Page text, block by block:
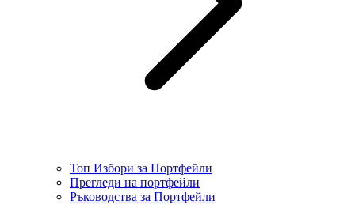
Топ Избори за Портфейли
Прегледи на портфейли
Ръководства за Портфейли